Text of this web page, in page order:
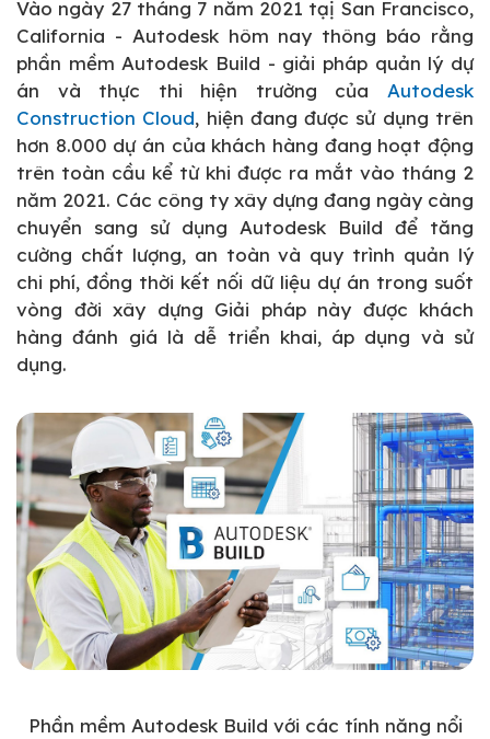
Vào ngày 27 tháng 7 năm 2021 tạị San Francisco,
California - Autodesk hôm nay thông báo rằng
phần mềm Autodesk Build - giải pháp quản lý dự
án và thực thi hiện trường của Autodesk
Construction Cloud, hiện đang được sử dụng trên
hơn 8.000 dự án của khách hàng đang hoạt động
trên toàn cầu kể từ khi được ra mắt vào tháng 2
năm 2021. Các công ty xây dựng đang ngày càng
chuyển sang sử dụng Autodesk Build để tăng
cường chất lượng, an toàn và quy trình quản lý
chi phí, đồng thời kết nối dữ liệu dự án trong suốt
vòng đời xây dựng Giải pháp này được khách
hàng đánh giá là dễ triển khai, áp dụng và sử
dụng.
Phần mềm Autodesk Build với các tính năng nổi